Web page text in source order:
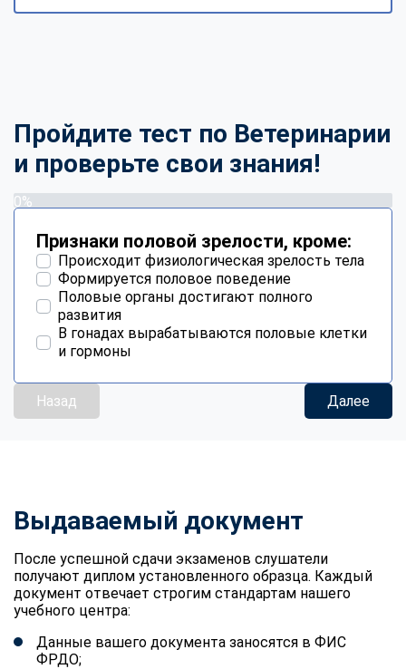
Пройдите тест по Ветеринарии
и проверьте свои знания!
0%
Признаки половой зрелости, кроме:
Происходит физиологическая зрелость тела
Формируется половое поведение
Половые органы достигают полного
развития
В гонадах вырабатываются половые клетки
и гормоны
Назад Далее
Выдаваемый документ
После успешной сдачи экзаменов слушатели
получают диплом установленного образца. Каждый
документ отвечает строгим стандартам нашего
учебного центра:
Данные вашего документа заносятся в ФИС
ФРДО;